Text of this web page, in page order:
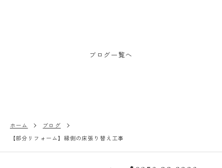
ブログ一覧へ
ホーム
ブログ
【部分リフォーム】縁側の床張り替え工事